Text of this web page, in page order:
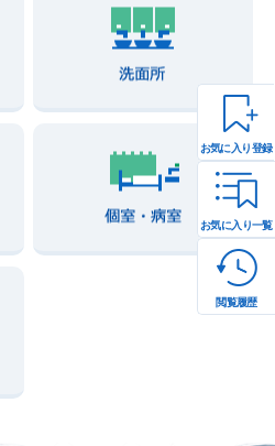
お気に入り登録
お気に入り一覧
閲覧履歴